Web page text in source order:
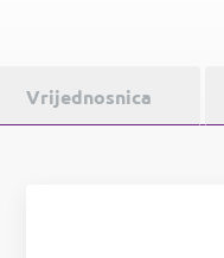
Vrijednosnica